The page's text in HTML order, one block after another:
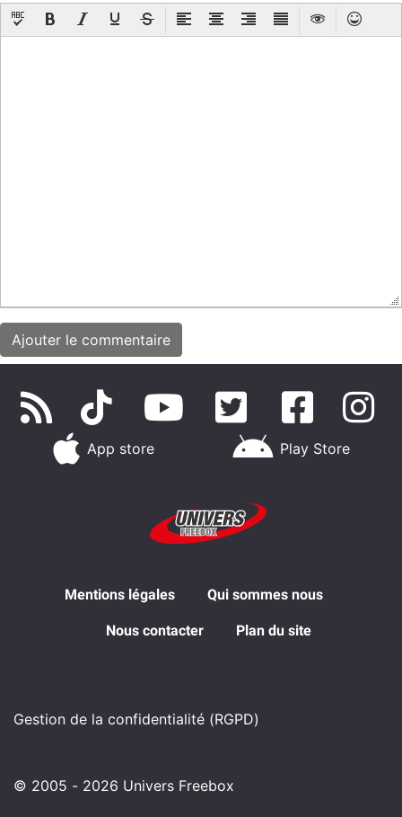
App store Play Store
Mentions légales Qui sommes nous
Nous contacter Plan du site
Gestion de la confidentialité (RGPD)
© 2005 - 2026 Univers Freebox